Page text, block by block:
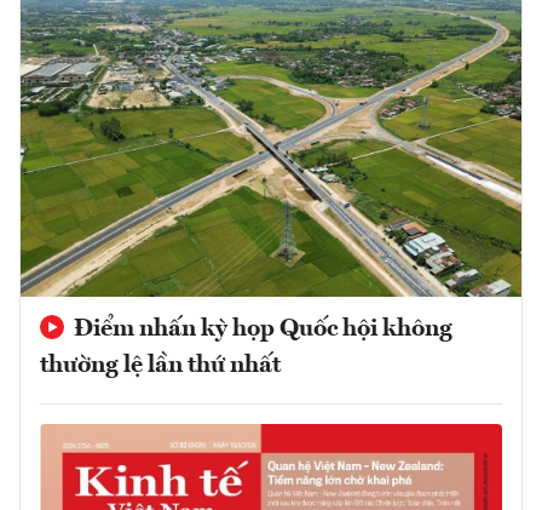
Điểm nhấn kỳ họp Quốc hội không
thường lệ lần thứ nhất